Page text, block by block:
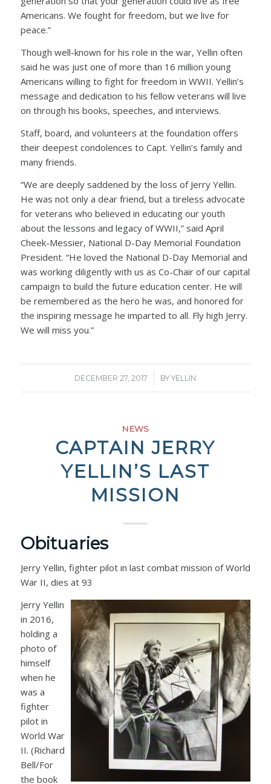
Americans. We fought for freedom, but we live for
peace.”
Though well-known for his role in the war, Yellin often
said he was just one of more than 16 million young
Americans willing to fight for freedom in WWII. Yellin’s
message and dedication to his fellow veterans will live
on through his books, speeches, and interviews.
Staff, board, and volunteers at the foundation offers
their deepest condolences to Capt. Yellin’s family and
many friends.
“We are deeply saddened by the loss of Jerry Yellin.
He was not only a dear friend, but a tireless advocate
for veterans who believed in educating our youth
about the lessons and legacy of WWII,” said April
Cheek-Messier, National D-Day Memorial Foundation
President. “He loved the National D-Day Memorial and
was working diligently with us as Co-Chair of our capital
campaign to build the future education center. He will
be remembered as the hero he was, and honored for
the inspiring message he imparted to all. Fly high Jerry.
We will miss you.”
DECEMBER 27, 2017
/ BYYELLIN
NEWS
CAPTAIN JERRY
YELLIN’S LAST
MISSION
Obituaries
Jerry Yellin, fighter pilot in last combat mission of World
War II, dies at 93
Jerry Yellin
in 2016,
holding a
photo of
himself
when he
was a
fighter
pilot in
World War
II. (Richard
Bell/For
the book